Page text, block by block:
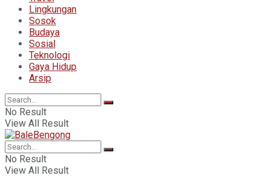
Lingkungan
Sosok
Budaya
Sosial
Teknologi
Gaya Hidup
Arsip
No Result
View All Result
No Result
View All Result